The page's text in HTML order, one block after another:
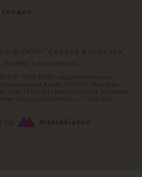
© ООО "Селена Косметик".
права защищены.
от 15.09.2009 г., выдано Минским
Адрес: 220124 г. Минск ул.
УНП 191250811 регистрации в Торговом
Беларусь №504601 от 12.03.2021
by mastaklance